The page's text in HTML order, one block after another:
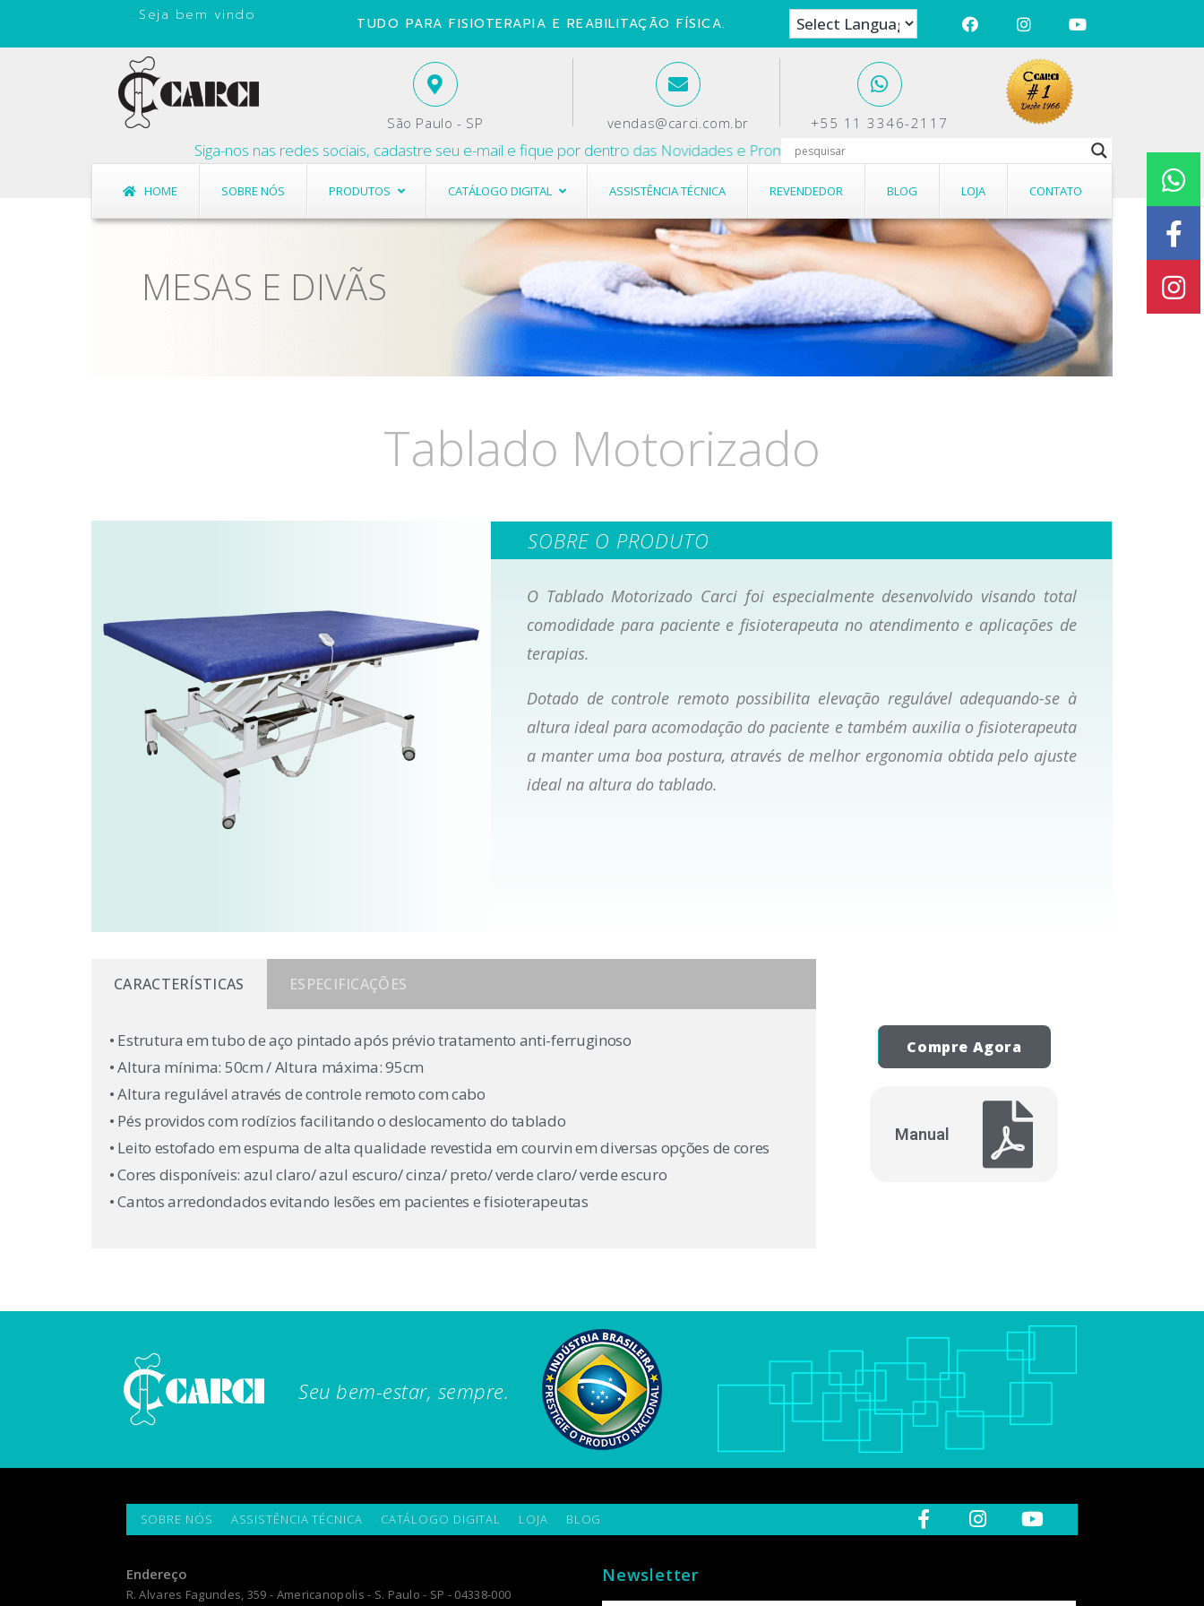
Seja bem vindo TUDO PARA FISIOTERAPIA E REABILITAÇÃO FÍSICA.
São Paulo - SP vendas@carci.com.br +55 11 3346-2117
Siga-nos nas redes sociais, cadastre seu e-mail e fique por dentro das Novidades e Promoções.
HOME SOBRE NÓS PRODUTOS CATÁLOGO DIGITAL ASSISTÊNCIA TÉCNICA REVENDEDOR BLOG LOJA CONTATO
MESAS E DIVÃS
Tablado Motorizado
SOBRE O PRODUTO
O Tablado Motorizado Carci foi especialmente desenvolvido visando total
comodidade para paciente e fisioterapeuta no atendimento e aplicações de
terapias.
Dotado de controle remoto possibilita elevação regulável adequando-se à
altura ideal para acomodação do paciente e também auxilia o fisioterapeuta
a manter uma boa postura, através de melhor ergonomia obtida pelo ajuste
ideal na altura do tablado.
CARACTERÍSTICAS ESPECIFICAÇÕES
• Estrutura em tubo de aço pintado após prévio tratamento anti-ferruginoso
• Altura mínima: 50cm / Altura máxima: 95cm
• Altura regulável através de controle remoto com cabo
• Pés providos com rodízios facilitando o deslocamento do tablado
• Leito estofado em espuma de alta qualidade revestida em courvin em diversas opções de cores
• Cores disponíveis: azul claro/ azul escuro/ cinza/ preto/ verde claro/ verde escuro
• Cantos arredondados evitando lesões em pacientes e fisioterapeutas
Compre Agora
Manual
Seu bem-estar, sempre.
SOBRE NÓS ASSISTÊNCIA TÉCNICA CATÁLOGO DIGITAL LOJA BLOG
Endereço
R. Alvares Fagundes, 359 - Americanopolis - S. Paulo - SP - 04338-000
Newsletter